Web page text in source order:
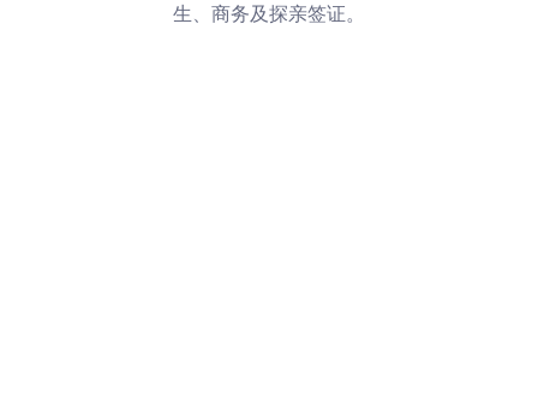
生、商务及探亲签证。